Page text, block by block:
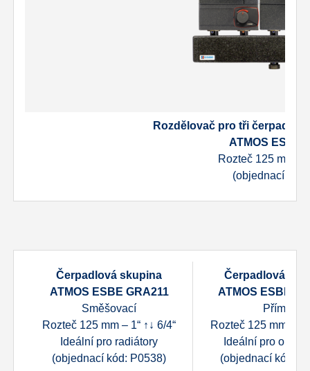
Rozdělovač pro tři
ATMOS ESBE
Rozteč 125 mm –
(objednací
Čerpadlová skupina
ATMOS ESBE GRA211
Směšovací
Rozteč 125 mm – 1“ ↑↓ 6/4“
Ideální pro radiátory
(objednací kód: P0538)
Čerpadlová
ATMOS ESBE
Přímá
Rozteč 125 mm – 1“
Ideální pro ohřev
(objednací kód: